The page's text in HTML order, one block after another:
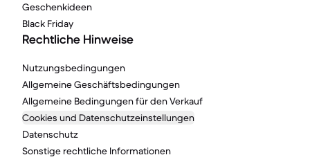
Geschenkideen
Black Friday
Rechtliche Hinweise
Nutzungsbedingungen
Allgemeine Geschäftsbedingungen
Allgemeine Bedingungen für den Verkauf
Cookies und Datenschutzeinstellungen
Datenschutz
Sonstige rechtliche Informationen